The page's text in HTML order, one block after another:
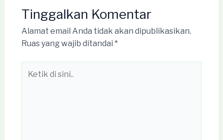
Tinggalkan Komentar
Alamat email Anda tidak akan dipublikasikan.
Ruas yang wajib ditandai *